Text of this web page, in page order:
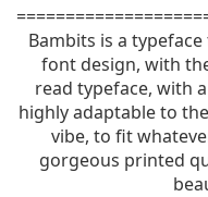
Bambits is a
font design, with
read typeface, with
highly adaptable to
vibe, to fit
gorgeous printed